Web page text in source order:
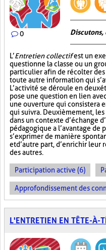
0 Discutons,
L’Entretien collectifest un
questionne la classe ou un
particulier afin de récolter
toute autre information qui
L’activité se déroule en deux
pose une question en lien
une ouverture qui consistera
qui suivra. Deuxièmement,
dans un contexte d’échange
pédagogique a l’avantage de
s’exprimer de manière
et d’autre part, d’enrichir
des autres.
Participation active (6)
Approfondissement des
L'ENTRETIEN EN TÊTE-À-